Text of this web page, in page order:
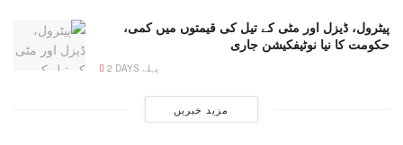
پیٹرول، ڈیزل اور مٹی کے تیل کی قیمتوں میں کمی،
حکومت کا نیا نوٹیفکیشن جاری
2 DAYS پہلے
مزید خبریں